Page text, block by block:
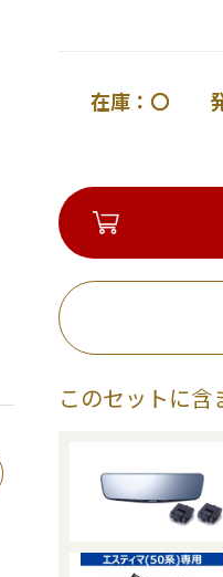
在庫：〇 発
このセットに含